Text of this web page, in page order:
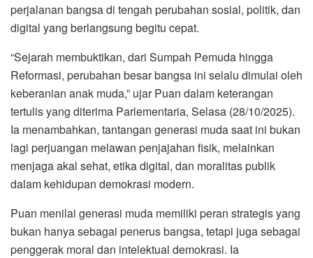
perjalanan bangsa di tengah perubahan sosial, politik, dan
digital yang berlangsung begitu cepat.
“Sejarah membuktikan, dari Sumpah Pemuda hingga
Reformasi, perubahan besar bangsa ini selalu dimulai oleh
keberanian anak muda,” ujar Puan dalam keterangan
tertulis yang diterima Parlementaria, Selasa (28/10/2025).
Ia menambahkan, tantangan generasi muda saat ini bukan
lagi perjuangan melawan penjajahan fisik, melainkan
menjaga akal sehat, etika digital, dan moralitas publik
dalam kehidupan demokrasi modern.
Puan menilai generasi muda memiliki peran strategis yang
bukan hanya sebagai penerus bangsa, tetapi juga sebagai
penggerak moral dan intelektual demokrasi. Ia